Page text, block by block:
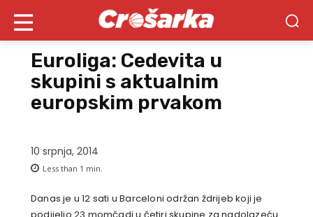
Euroliga: Cedevita u
skupini s aktualnim
europskim prvakom
10 srpnja, 2014
Less than 1 min.
Danas je u 12 sati u Barceloni održan ždrijeb koji je